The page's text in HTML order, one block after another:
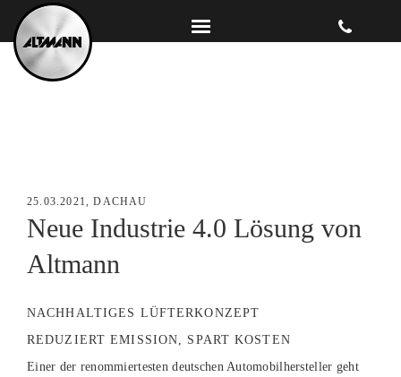
25.03.2021, DACHAU
Neue Industrie 4.0 Lösung von
Altmann
NACHHALTIGES LÜFTERKONZEPT
REDUZIERT EMISSION, SPART KOSTEN
Einer der renommiertesten deutschen Automobilhersteller geht